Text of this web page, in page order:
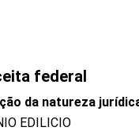
federal
da natureza
EDILICIO